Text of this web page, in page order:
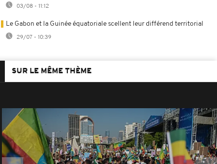
03/08 - 11:12
Le Gabon et la Guinée équatoriale scellent leur différend territorial
29/07 - 10:39
SUR LE MÊME THÈME